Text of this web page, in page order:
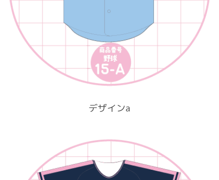
デザインa